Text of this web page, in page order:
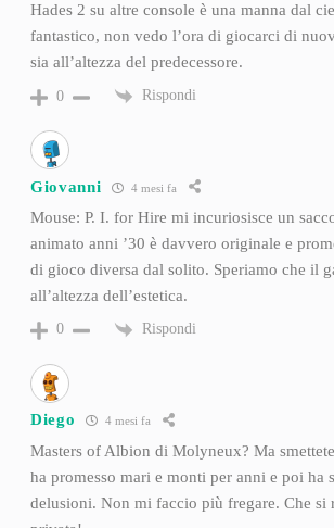
Hades 2 su altre console è una manna dal
fantastico, non vedo l’ora di giocarci di
sia all’altezza del predecessore.
0 Rispondi
Giovanni 4 mesi fa
Mouse: P. I. for Hire mi incuriosisce un
animato anni ’30 è davvero originale e
di gioco diversa dal solito. Speriamo che il
all’altezza dell’estetica.
0 Rispondi
Diego 4 mesi fa
Masters of Albion di Molyneux? Ma
ha promesso mari e monti per anni e poi ha
delusioni. Non mi faccio più fregare. Che si